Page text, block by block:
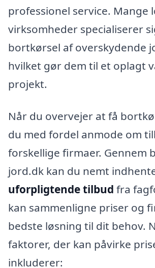
professionel service. Mange
virksomheder specialiserer
bortkørsel af overskydende
hvilket gør dem til et oplagt
projekt.
Når du overvejer at få
du med fordel anmode om
forskellige firmaer. Gennem
jord.dk kan du nemt
uforpligtende tilbud fra
kan sammenligne priser og
bedste løsning til dit behov.
faktorer, der kan påvirke
inkluderer: